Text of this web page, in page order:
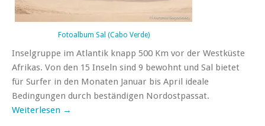
Fotoalbum Sal (Cabo Verde)
Inselgruppe im Atlantik knapp 500 Km vor der Westküste
Afrikas. Von den 15 Inseln sind 9 bewohnt und Sal bietet
für Surfer in den Monaten Januar bis April ideale
Bedingungen durch beständigen Nordostpassat.
Weiterlesen →